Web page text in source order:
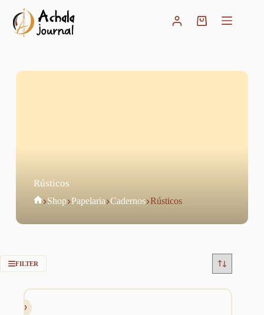
para
conteúdo
Carrinho
Rústicos
Home
Shop Papelaria Cadernos Rústicos
FILTER